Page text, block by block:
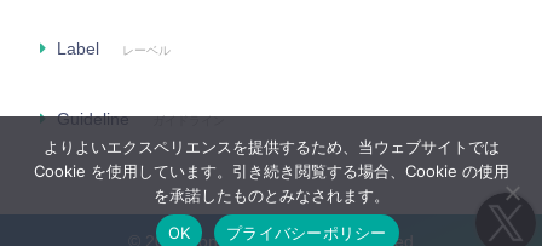
Label レーベル
Guideline ガイドライン
© 2026 bond Inc. All Rights Reserved
よりよいエクスペリエンスを提供するため、当ウェブサイトでは
Cookie を使用しています。引き続き閲覧する場合、Cookie の使用
を承諾したものとみなされます。
OK
プライバシーポリシー